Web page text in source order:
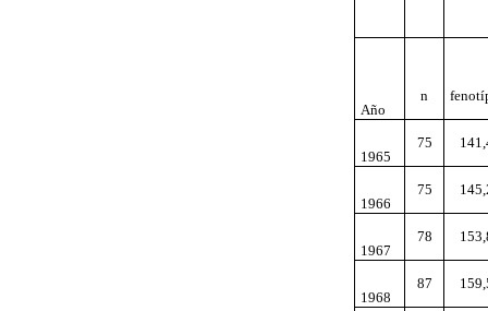
Año
n
1965
75
1966
75
1967
78
1968
87